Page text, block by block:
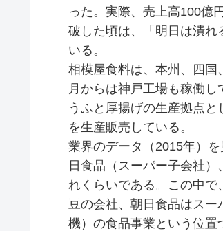
った。実際、売上高100億
破した頃は、「明日は潰れ
いる。
相模屋食料は、本州、四
月からは神戸工場も稼働
うふと厚揚げの生産拠点
を生産販売している。
業界のデータ（2015年）
日食品（スーパー子会社
れくらいである。この中
豆の会社、朝日食品はス
機）の食品事業という位置